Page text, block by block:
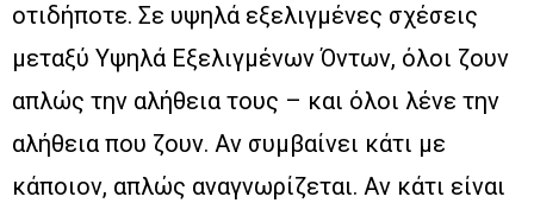
οτιδήποτε. Σε υψηλά εξελιγμένες σχέσεις
μεταξύ Υψηλά Εξελιγμένων Όντων, όλοι ζουν
απλώς την αλήθεια τους – και όλοι λένε την
αλήθεια που ζουν. Αν συμβαίνει κάτι με
κάποιον, απλώς αναγνωρίζεται. Αν κάτι είναι